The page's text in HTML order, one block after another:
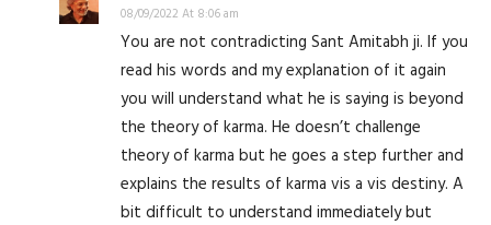
08/09/2022 At 8:06 am
You are not contradicting Sant Amitabh ji. If you
read his words and my explanation of it again
you will understand what he is saying is beyond
the theory of karma. He doesn’t challenge
theory of karma but he goes a step further and
explains the results of karma vis a vis destiny. A
bit difficult to understand immediately but